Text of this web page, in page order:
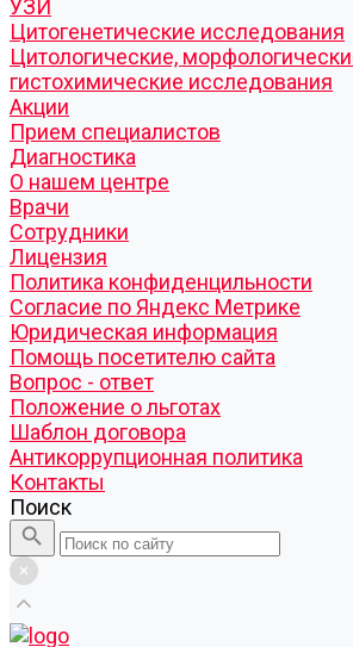
УЗИ
Цитогенетические исследования
Цитологические,
гистохимические исследования
Акции
Прием специалистов
Диагностика
О нашем центре
Врачи
Сотрудники
Лицензия
Политика конфиденцильности
Согласие по Яндекс Метрике
Юридическая информация
Помощь посетителю сайта
Вопрос - ответ
Положение о льготах
Шаблон договора
Антикоррупционная политика
Контакты
Поиск